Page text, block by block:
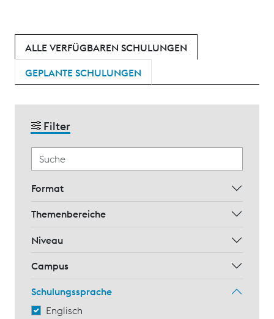
ALLE VERFÜGBAREN SCHULUNGEN
GEPLANTE SCHULUNGEN
Filter
Format
Themenbereiche
Niveau
Campus
Schulungssprache
Englisch